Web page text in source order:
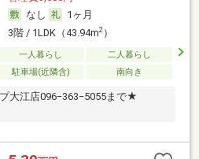
なし
1ヶ月
3階 / 1LDK（43.94m2）
一人暮らし
二人暮らし
駐車場(近隣含) 南向き
大江店096−363−5055まで★